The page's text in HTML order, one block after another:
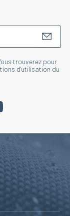
trouverez pour
d'utilisation du